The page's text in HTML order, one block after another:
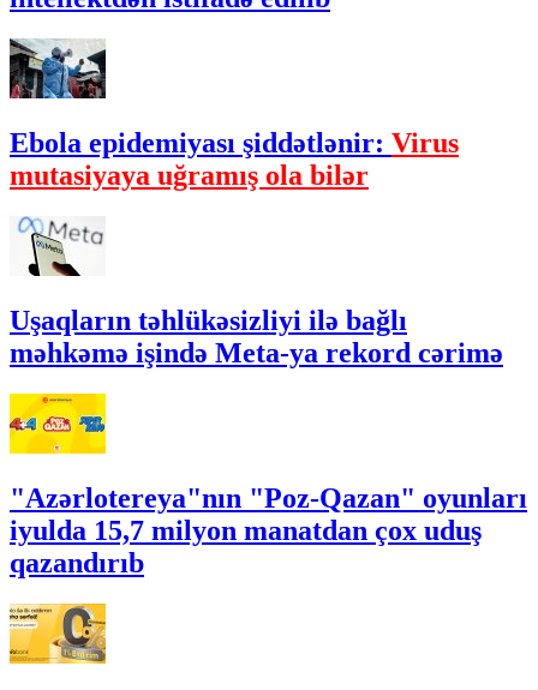
Ebola epidemiyası şiddətlənir: Virus
mutasiyaya uğramış ola bilər
Uşaqların təhlükəsizliyi ilə bağlı
məhkəmə işində Meta-ya rekord cərimə
"Azərlotereya"nın "Poz-Qazan" oyunları
iyulda 15,7 milyon manatdan çox uduş
qazandırıb